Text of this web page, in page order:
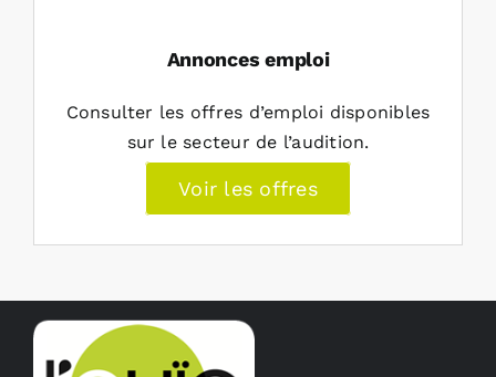
Annonces emploi
Consulter les offres d’emploi disponibles
sur le secteur de l’audition.
Voir les offres